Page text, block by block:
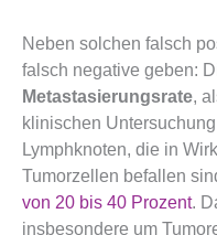
Neben solchen falsch
falsch negative geben:
Metastasierungsrate,
klinischen
Lymphknoten, die in
Tumorzellen befallen
von 20 bis 40 Prozent.
insbesondere um